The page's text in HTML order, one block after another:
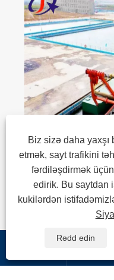
Niyə kəsici emiş
seçməlisiniz?

Biz sizə daha yaxşı
etmək, sayt trafikini
fərdiləşdirmək
edirik. Bu saytdan
kukilərdən istifadəmizlə
Rədd edin